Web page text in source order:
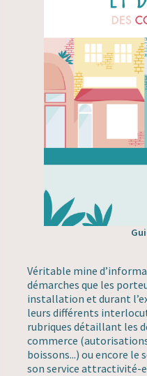
Véritable mine
démarches que les
installation et durant
leurs différents
rubriques détaillant les
commerce
boissons...) ou encore
son service attractivité-